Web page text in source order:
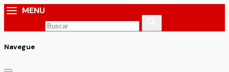
MENU
Navegue